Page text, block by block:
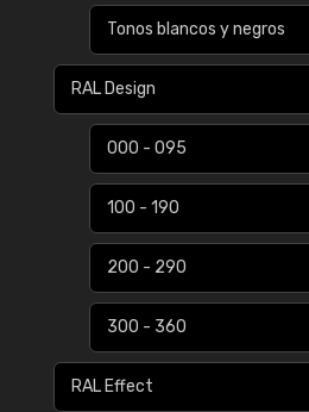
Tonos blancos y negros
RAL Design
000 - 095
100 - 190
200 - 290
300 - 360
RAL Effect